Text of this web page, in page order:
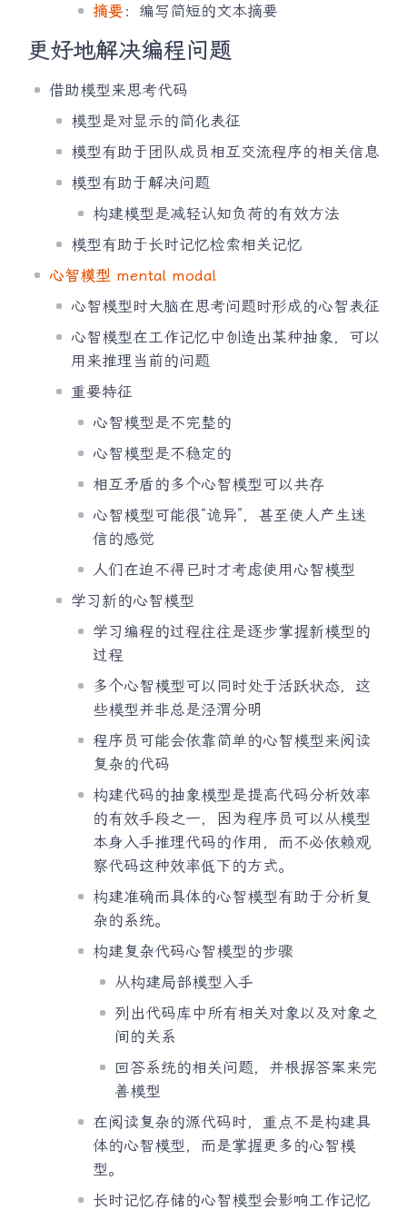
摘要 ：编写简短的文本摘要
更好地解决编程问题
借助模型来思考代码
模型是对显示的简化表征
模型有助于团队成员相互交流程序的相关信息
模型有助于解决问题
构建模型是减轻认知负荷的有效方法
模型有助于长时记忆检索相关记忆
心智模型 mental modal
心智模型时大脑在思考问题时形成的心智表征
心智模型在工作记忆中创造出某种抽象，可以
用来推理当前的问题
重要特征
心智模型是不完整的
心智模型是不稳定的
相互矛盾的多个心智模型可以共存
心智模型可能很“诡异”，甚至使人产生迷
信的感觉
人们在迫不得已时才考虑使用心智模型
学习新的心智模型
学习编程的过程往往是逐步掌握新模型的
过程
多个心智模型可以同时处于活跃状态，这
些模型并非总是泾渭分明
程序员可能会依靠简单的心智模型来阅读
复杂的代码
构建代码的抽象模型是提高代码分析效率
的有效手段之一，因为程序员可以从模型
本身入手推理代码的作用，而不必依赖观
察代码这种效率低下的方式。
构建准确而具体的心智模型有助于分析复
杂的系统。
构建复杂代码心智模型的步骤
从构建局部模型入手
列出代码库中所有相关对象以及对象之
间的关系
回答系统的相关问题，并根据答案来完
善模型
在阅读复杂的源代码时，重点不是构建具
体的心智模型，而是掌握更多的心智模
型。
长时记忆存储的心智模型会影响工作记忆